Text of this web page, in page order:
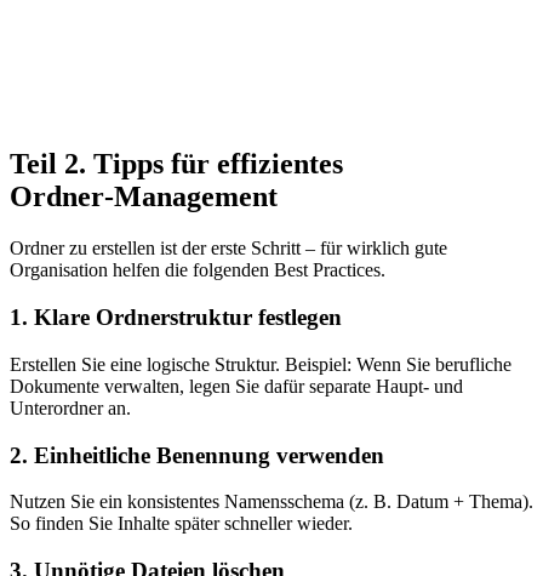
Teil 2. Tipps für effizientes
Ordner‑Management
Ordner zu erstellen ist der erste Schritt – für wirklich gute
Organisation helfen die folgenden Best Practices.
1. Klare Ordnerstruktur festlegen
Erstellen Sie eine logische Struktur. Beispiel: Wenn Sie berufliche
Dokumente verwalten, legen Sie dafür separate Haupt‑ und
Unterordner an.
2. Einheitliche Benennung verwenden
Nutzen Sie ein konsistentes Namensschema (z. B. Datum + Thema).
So finden Sie Inhalte später schneller wieder.
3. Unnötige Dateien löschen